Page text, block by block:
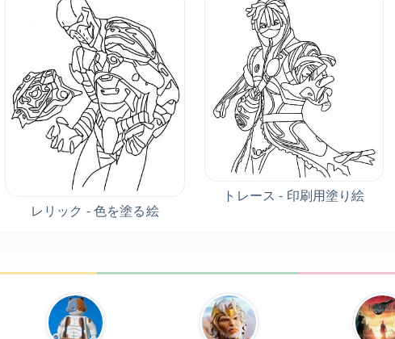
レリック - 色を塗る絵
トレース - 印刷用塗り絵